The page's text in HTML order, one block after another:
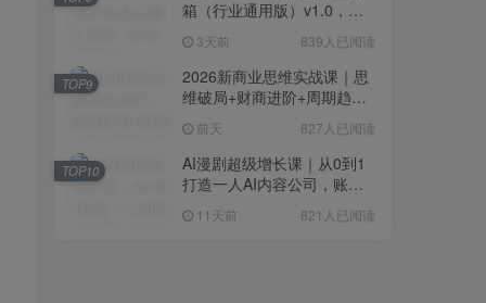
箱（行业通用版）v1.0，会
景 3天前 839人已阅读
2026新商业思维实战课｜思
维破局+财商进阶+周期趋势
度解析全体系
前天 827人已阅读
TOP9
AI漫剧超级增长课｜从0到1
打造一人AI内容公司，账号
流程实战
11天前 821人已阅读
TOP10